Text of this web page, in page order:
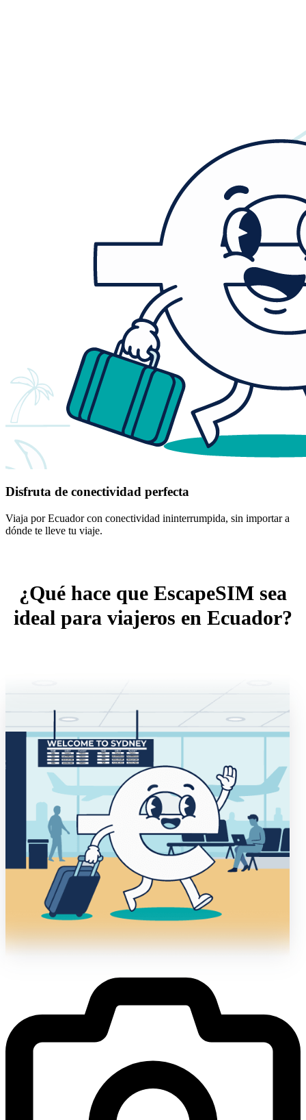
Disfruta de conectividad perfecta
Viaja por Ecuador con conectividad ininterrumpida, sin importar a
dónde te lleve tu viaje.
¿Qué hace que EscapeSIM sea
ideal para viajeros en Ecuador?